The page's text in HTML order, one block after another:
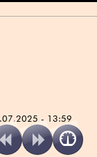
- 13:59